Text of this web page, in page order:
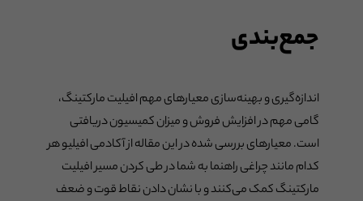
جمع‌بندی
اندازه‌گیری و بهینه‌سازی معیارهای مهم افیلیت مارکتینگ،
گامی مهم در افزایش فروش و میزان کمیسیون دریافتی
است. معیارهای بررسی شده در این مقاله از آکادمی افیلیو هر
کدام مانند چراغی راهنما به شما در طی کردن مسیر افیلیت
مارکتینگ کمک می‌کنند و با نشان دادن نقاط قوت و ضعف